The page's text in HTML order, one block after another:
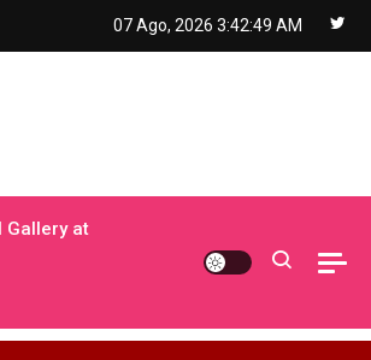
07 Ago, 2026 3:42:50 AM
Gallery at